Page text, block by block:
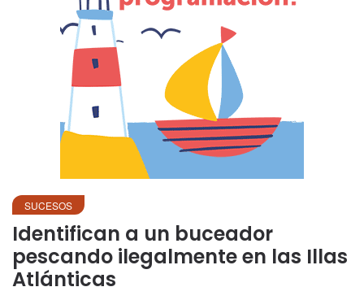
SUCESOS
Identifican a un buceador
pescando ilegalmente en las Illas
Atlánticas